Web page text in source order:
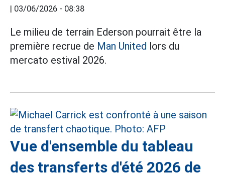
03/06/2026 - 08:38
Le milieu de terrain Ederson pourrait être la
première recrue de Man United lors du
mercato estival 2026.
Vue d'ensemble du tableau
des transferts d'été 2026 de